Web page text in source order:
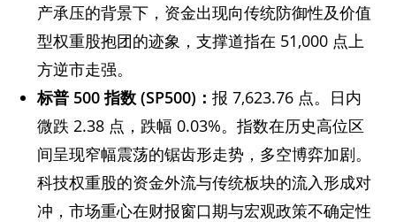
产承压的背景下，资金出现向传统防御性及价值
型权重股抱团的迹象，支撑道指在 51,000 点上
方逆市走强。
标普 500 指数 (SP500)：报 7,623.76 点。日内
微跌 2.38 点，跌幅 0.03%。指数在历史高位区
间呈现窄幅震荡的锯齿形走势，多空博弈加剧。
科技权重股的资金外流与传统板块的流入形成对
冲，市场重心在财报窗口期与宏观政策不确定性